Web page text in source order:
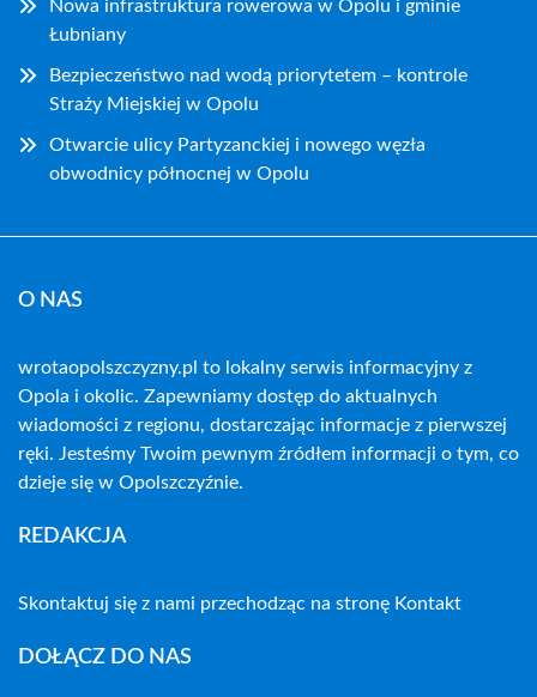
Nowa infrastruktura rowerowa w Opolu i gminie
Łubniany
Bezpieczeństwo nad wodą priorytetem – kontrole
Straży Miejskiej w Opolu
Otwarcie ulicy Partyzanckiej i nowego węzła
obwodnicy północnej w Opolu
O NAS
wrotaopolszczyzny.pl to lokalny serwis informacyjny z
Opola i okolic. Zapewniamy dostęp do aktualnych
wiadomości z regionu, dostarczając informacje z pierwszej
ręki. Jesteśmy Twoim pewnym źródłem informacji o tym, co
dzieje się w Opolszczyźnie.
REDAKCJA
Skontaktuj się z nami przechodząc na stronę Kontakt
DOŁĄCZ DO NAS